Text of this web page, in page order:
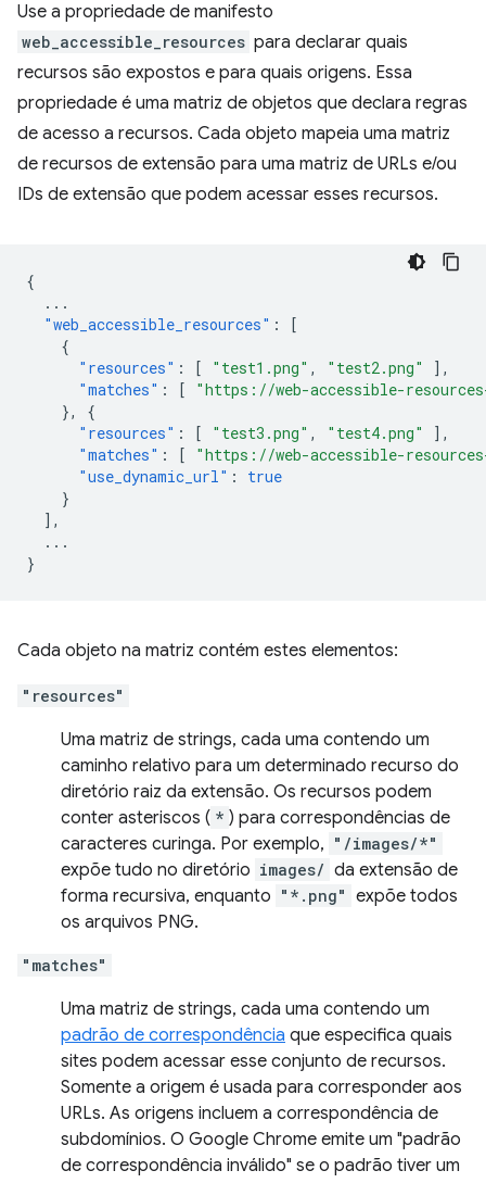
Use a propriedade de manifesto
web_accessible_resources para declarar quais
recursos são expostos e para quais origens. Essa
propriedade é uma matriz de objetos que declara regras
de acesso a recursos. Cada objeto mapeia uma matriz
de recursos de extensão para uma matriz de URLs e/ou
IDs de extensão que podem acessar esses recursos.
{
...
"web_accessible_resources" :
[
{
"resources" : [ "test1.png" , "test2.png"
],
"matches" : [
"https://web-accessible-
},
{
"resources" : [ "test3.png" , "test4.png"
],
"matches" : [
"https://web-accessible-
"use_dynamic_url" :
true
}
],
...
}
Cada objeto na matriz contém estes elementos:
"resources"
Uma matriz de strings, cada uma contendo um
caminho relativo para um determinado recurso do
diretório raiz da extensão. Os recursos podem
conter asteriscos ( * ) para correspondências de
caracteres curinga. Por exemplo, "/images/*"
expõe tudo no diretório images/ da extensão de
forma recursiva, enquanto "*.png" expõe todos
os arquivos PNG.
"matches"
Uma matriz de strings, cada uma contendo um
padrão de correspondência que especifica quais
sites podem acessar esse conjunto de recursos.
Somente a origem é usada para corresponder aos
URLs. As origens incluem a correspondência de
subdomínios. O Google Chrome emite um "padrão
de correspondência inválido" se o padrão tiver um